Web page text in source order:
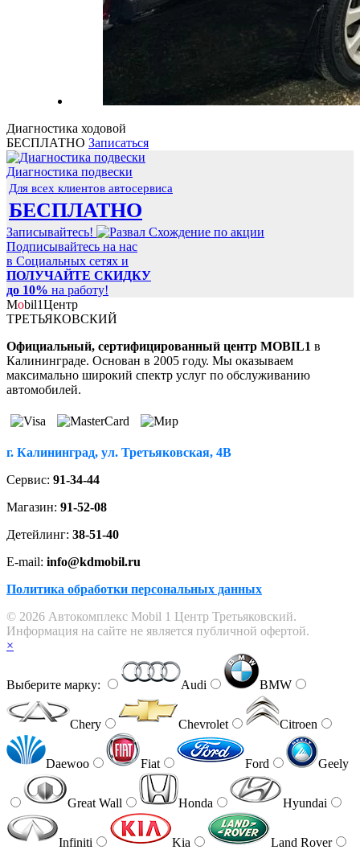
Диагностика ходовой
БЕСПЛАТНО Записаться
Диагностика подвески
Для всех клиентов автосервиса
БЕСПЛАТНО
Записывайтесь!
Подписывайтесь на нас
в Социальных сетях и
ПОЛУЧАЙТЕ СКИДКУ
до 10% на работу!
Mobil1Центр
ТРЕТЬЯКОВСКИЙ
Официальный, сертифицированный центр MOBIL1 в
Калининграде. Основан в 2005 году. Мы оказываем
максимально широкий спектр услуг по обслуживанию
автомобилей.
г. Калининград, ул. Третьяковская, 4В
Сервис: 91-34-44
Магазин: 91-52-08
Детейлинг: 38-51-40
E-mail: info@kdmobil.ru
Политика обработки персональных данных
© 2026 Автокомплекс Mobil 1 Центр Третьяковский.
Информация на сайте не является публичной офертой.
×
Выберите марку: Audi BMW
Chery Chevrolet Citroen
Daewoo Fiat Ford Geely
Great Wall Honda Hyundai
Infiniti Kia Land Rover